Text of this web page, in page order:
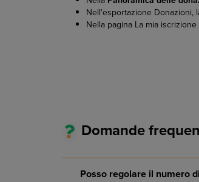
Nell'esportazione Donazioni,
Nella pagina La mia
Domande
Posso regolare il numero